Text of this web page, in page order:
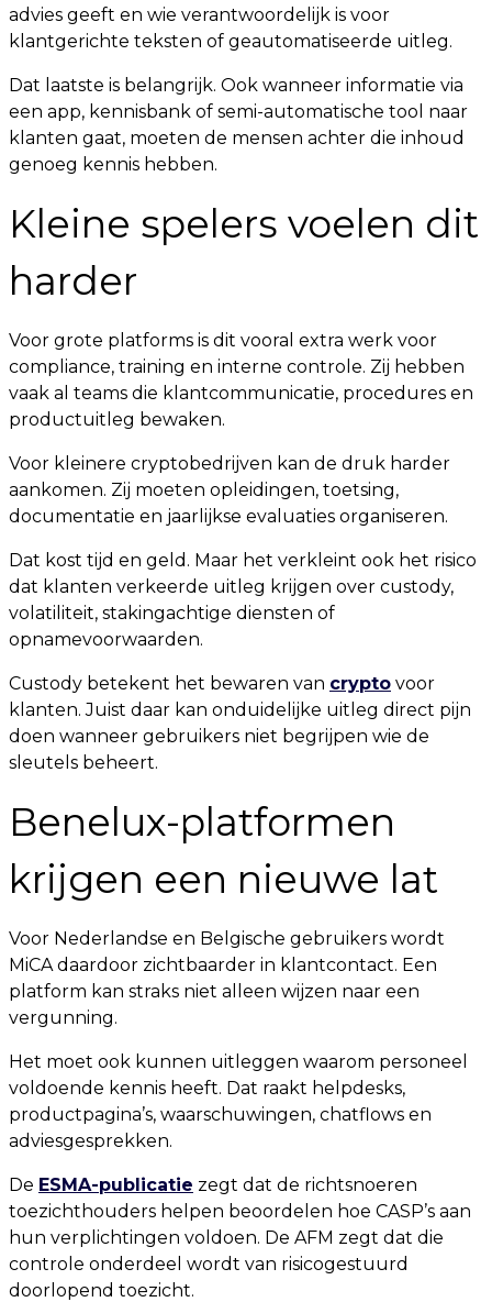
advies geeft en wie verantwoordelijk is voor
klantgerichte teksten of geautomatiseerde uitleg.
Dat laatste is belangrijk. Ook wanneer informatie via
een app, kennisbank of semi-automatische tool naar
klanten gaat, moeten de mensen achter die inhoud
genoeg kennis hebben.
Kleine spelers voelen dit
harder
Voor grote platforms is dit vooral extra werk voor
compliance, training en interne controle. Zij hebben
vaak al teams die klantcommunicatie, procedures en
productuitleg bewaken.
Voor kleinere cryptobedrijven kan de druk harder
aankomen. Zij moeten opleidingen, toetsing,
documentatie en jaarlijkse evaluaties organiseren.
Dat kost tijd en geld. Maar het verkleint ook het risico
dat klanten verkeerde uitleg krijgen over custody,
volatiliteit, stakingachtige diensten of
opnamevoorwaarden.
Custody betekent het bewaren van crypto voor
klanten. Juist daar kan onduidelijke uitleg direct pijn
doen wanneer gebruikers niet begrijpen wie de
sleutels beheert.
Benelux-platformen
krijgen een nieuwe lat
Voor Nederlandse en Belgische gebruikers wordt
MiCA daardoor zichtbaarder in klantcontact. Een
platform kan straks niet alleen wijzen naar een
vergunning.
Het moet ook kunnen uitleggen waarom personeel
voldoende kennis heeft. Dat raakt helpdesks,
productpagina’s, waarschuwingen, chatflows en
adviesgesprekken.
De ESMA-publicatie zegt dat de richtsnoeren
toezichthouders helpen beoordelen hoe CASP’s aan
hun verplichtingen voldoen. De AFM zegt dat die
controle onderdeel wordt van risicogestuurd
doorlopend toezicht.